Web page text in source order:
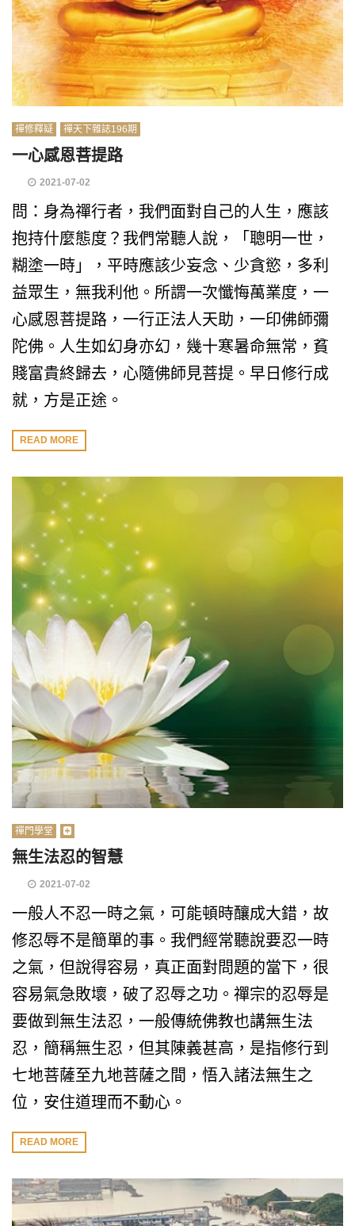
禪修釋疑 禪天下雜誌196期
一心感恩菩提路
2021-07-02
問：身為禪行者，我們面對自己的人生，應該
抱持什麼態度？我們常聽人說，「聰明一世，
糊塗一時」，平時應該少妄念、少貪慾，多利
益眾生，無我利他。所謂一次懺悔萬業度，一
心感恩菩提路，一行正法人天助，一印佛師彌
陀佛。人生如幻身亦幻，幾十寒暑命無常，貧
賤富貴終歸去，心隨佛師見菩提。早日修行成
就，方是正途。
READ MORE
禪門學堂
無生法忍的智慧
2021-07-02
一般人不忍一時之氣，可能頓時釀成大錯，故
修忍辱不是簡單的事。我們經常聽說要忍一時
之氣，但說得容易，真正面對問題的當下，很
容易氣急敗壞，破了忍辱之功。禪宗的忍辱是
要做到無生法忍，一般傳統佛教也講無生法
忍，簡稱無生忍，但其陳義甚高，是指修行到
七地菩薩至九地菩薩之間，悟入諸法無生之
位，安住道理而不動心。
READ MORE